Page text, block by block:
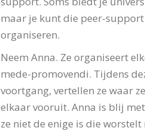
maar je kunt die peer-
organiseren.
Neem Anna. Ze organiseert
mede-promovendi. Tijdens
voortgang, vertellen ze waar
elkaar vooruit. Anna is blij
ze niet de enige is die